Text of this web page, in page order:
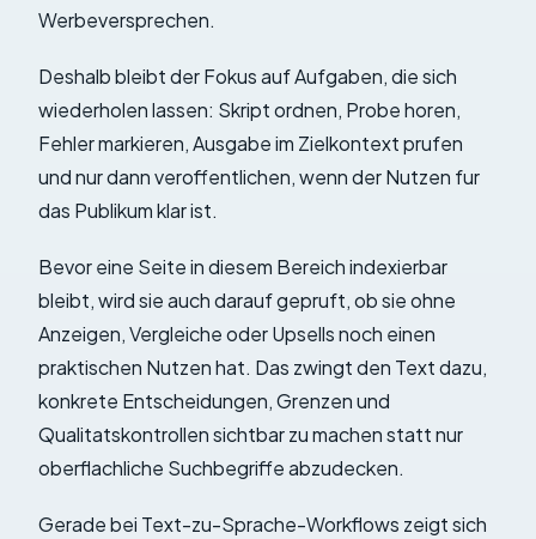
Werbeversprechen.
Deshalb bleibt der Fokus auf Aufgaben, die sich
wiederholen lassen: Skript ordnen, Probe horen,
Fehler markieren, Ausgabe im Zielkontext prufen
und nur dann veroffentlichen, wenn der Nutzen fur
das Publikum klar ist.
Bevor eine Seite in diesem Bereich indexierbar
bleibt, wird sie auch darauf gepruft, ob sie ohne
Anzeigen, Vergleiche oder Upsells noch einen
praktischen Nutzen hat. Das zwingt den Text dazu,
konkrete Entscheidungen, Grenzen und
Qualitatskontrollen sichtbar zu machen statt nur
oberflachliche Suchbegriffe abzudecken.
Gerade bei Text-zu-Sprache-Workflows zeigt sich